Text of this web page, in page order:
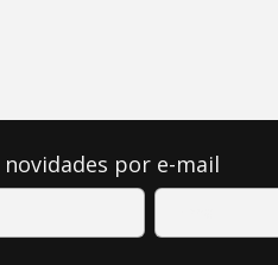
novidades por e-mail